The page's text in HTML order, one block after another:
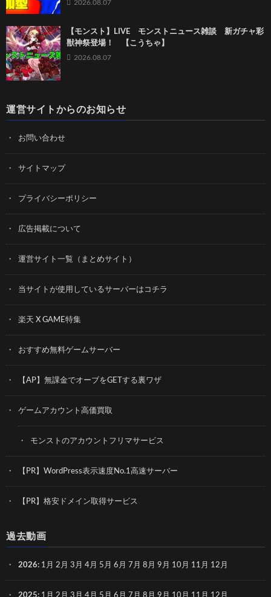
2026.08.07
【モンスト】LIVE モンストニュース雑談 新ガチャ彩
獣神祭登場！ 【こうちゃ】
2026.08.07
運営サイトからのお知らせ
お問い合わせ
サイトマップ
プライバシーポリシー
広告掲載について
運営サイト一覧（まとめサイト）
当サイトが使用しているサーバーはコチラ
楽天 X GAME特集
おすすめ無料ゲームサーバー
【AP】無課金でオーブをGETする裏ワザ
ゲームアカウント高価買取
モンストのアカウントフリマサービス
【PR】WordPress表示速度No.1高速サーバー
【PR】格安ドメイン取得サービス
過去動画
2026: 1月 2月 3月 4月 5月 6月 7月 8月 9月 10月 11月 12月